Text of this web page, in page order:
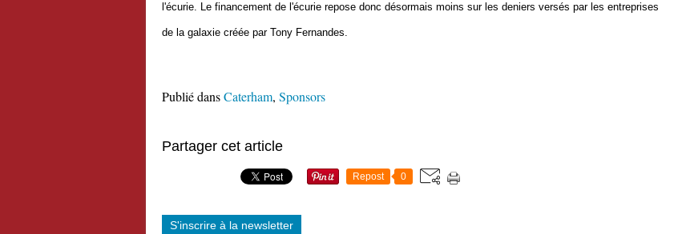
l'écurie. Le financement de l'écurie repose donc désormais moins sur les deniers versés par les entreprises
de la galaxie créée par Tony Fernandes.
Publié dansCaterham, Sponsors
Partager cet article
Repost 0
S'inscrire à la newsletter